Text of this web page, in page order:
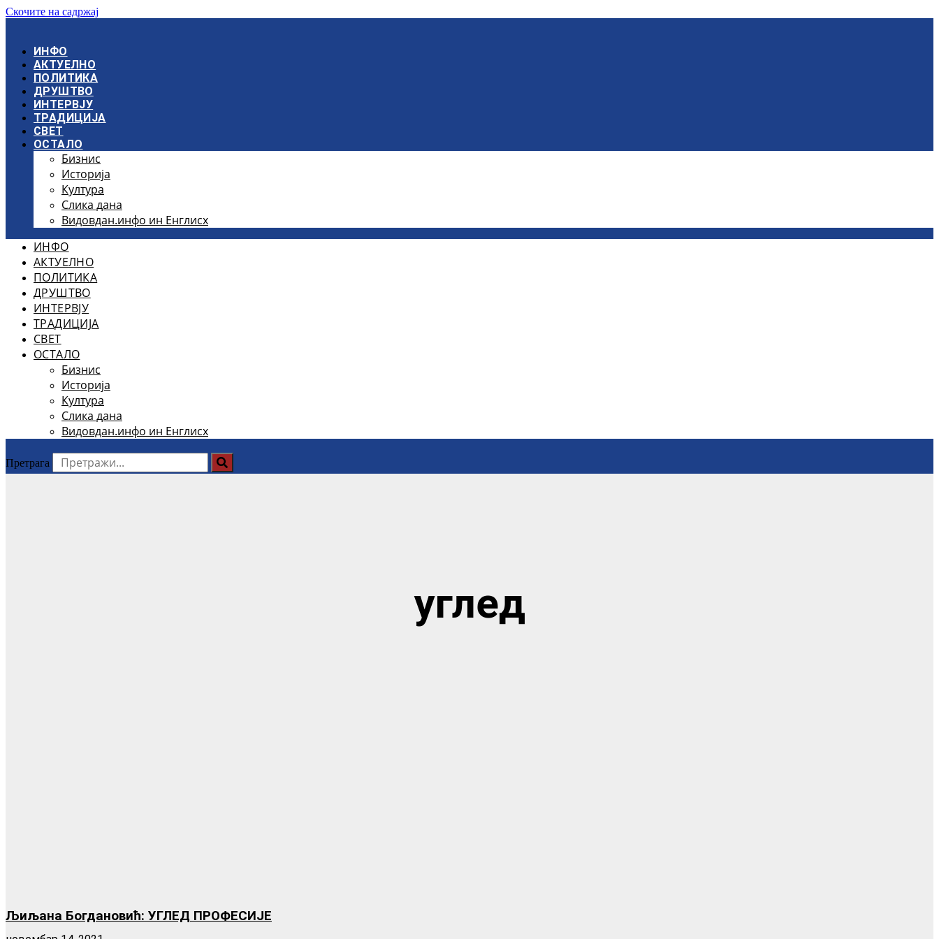
Скочите на садржај
ИНФО
АКТУЕЛНО
ПОЛИТИКА
ДРУШТВО
ИНТЕРВЈУ
ТРАДИЦИЈА
СВЕТ
ОСТАЛО
Бизнис
Историја
Култура
Слика дана
Видовдан.инфо ин Енглисх
ИНФО
АКТУЕЛНО
ПОЛИТИКА
ДРУШТВО
ИНТЕРВЈУ
ТРАДИЦИЈА
СВЕТ
ОСТАЛО
Бизнис
Историја
Култура
Слика дана
Видовдан.инфо ин Енглисх
Претрага
углед
Љиљана Богдановић: УГЛЕД ПРОФЕСИЈЕ